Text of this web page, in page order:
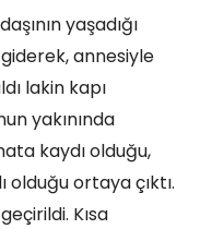
yaşadığı
annesiyle
lakin kapı
yakınında
kaydı olduğu,
olduğu ortaya çıktı.
Kısa